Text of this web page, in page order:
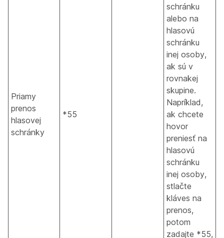
Priamy
prenos
hlasovej
schránky
*55
schránku
alebo na
hlasovú
schránku
inej osoby,
ak sú v
rovnakej
skupine.
Napríklad,
ak chcete
hovor
preniesť na
hlasovú
schránku
inej osoby,
stlačte
kláves na
prenos,
potom
zadajte *55,